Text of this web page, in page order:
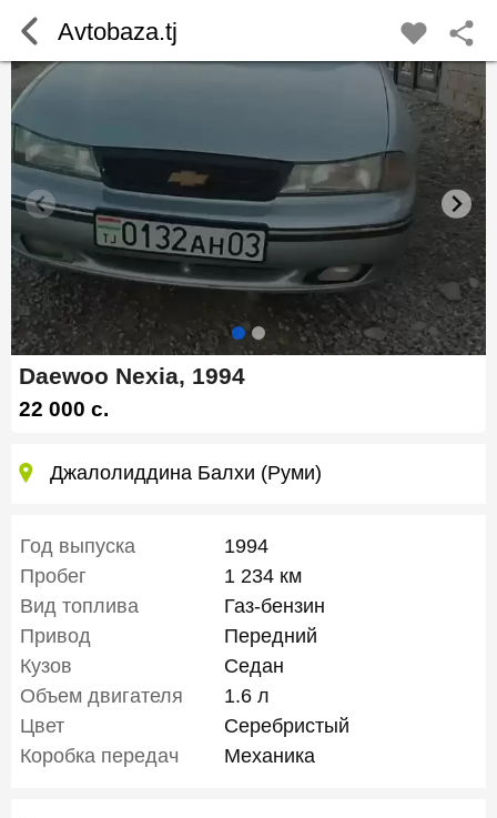
Daewoo Nexia, 1994
22 000 c.
Джалолиддина Балхи (Руми)
Год выпуска
1994
Пробег
1 234 км
Вид топлива
Газ-бензин
Привод
Передний
Кузов
Седан
Объем двигателя
1.6 л
Цвет
Серебристый
Коробка передач
Механика
Avtobaza.tj